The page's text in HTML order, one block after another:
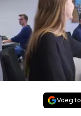
Voeg